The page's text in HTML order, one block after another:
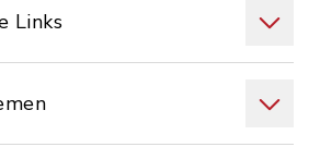
Links